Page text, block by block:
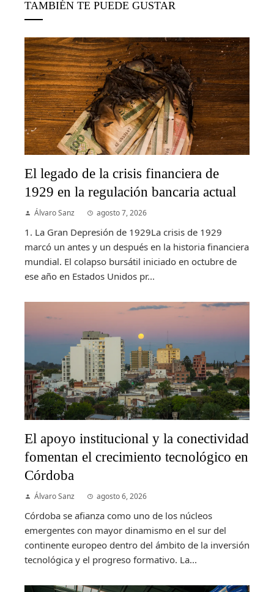
TAMBIÉN TE PUEDE GUSTAR
El legado de la crisis financiera de
1929 en la regulación bancaria actual
Álvaro Sanz agosto 7, 2026
1. La Gran Depresión de 1929La crisis de 1929
marcó un antes y un después en la historia financiera
mundial. El colapso bursátil iniciado en octubre de
ese año en Estados Unidos pr...
El apoyo institucional y la conectividad
fomentan el crecimiento tecnológico en
Córdoba
Álvaro Sanz agosto 6, 2026
Córdoba se afianza como uno de los núcleos
emergentes con mayor dinamismo en el sur del
continente europeo dentro del ámbito de la inversión
tecnológica y el progreso formativo. La...